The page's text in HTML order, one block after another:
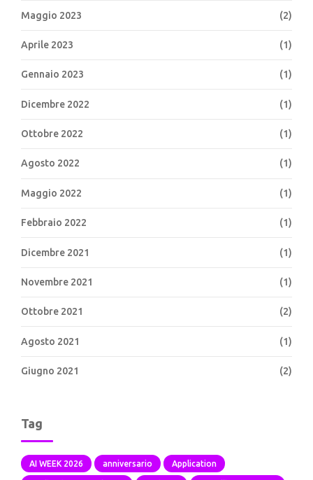
Maggio 2023 (2)
Aprile 2023 (1)
Gennaio 2023 (1)
Dicembre 2022 (1)
Ottobre 2022 (1)
Agosto 2022 (1)
Maggio 2022 (1)
Febbraio 2022 (1)
Dicembre 2021 (1)
Novembre 2021 (1)
Ottobre 2021 (2)
Agosto 2021 (1)
Giugno 2021 (2)
Tag
AI WEEK 2026 anniversario Application